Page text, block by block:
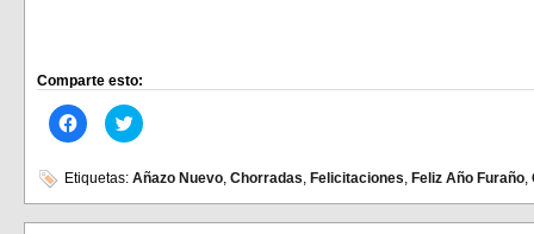
Comparte esto:
Haz
clic
en
Facebook
(Se
abre
Haz
clic
en
(Se
abre
Etiquetas: Añazo Nuevo, Chorradas, Felicitaciones, Feliz Año Furaño,